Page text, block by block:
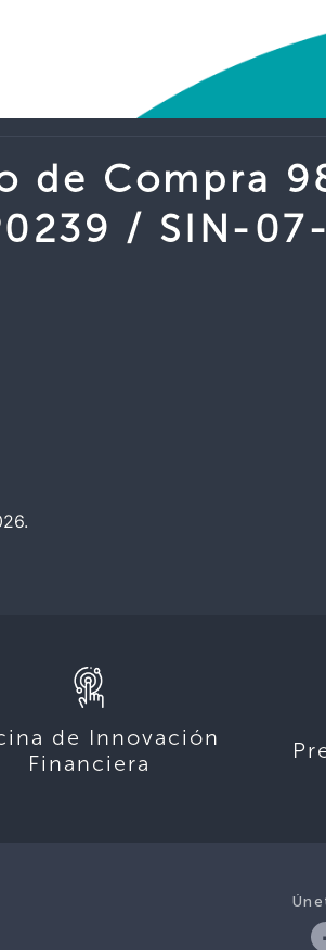
de Compra
/ SIN-
de Innovación
Financiera